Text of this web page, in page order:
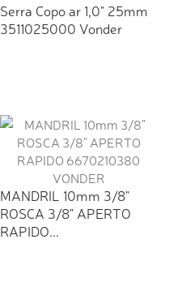
Serra Copo ar 1,0" 25mm
3511025000 Vonder
MANDRIL 10mm 3/8"
ROSCA 3/8" APERTO
RAPIDO...